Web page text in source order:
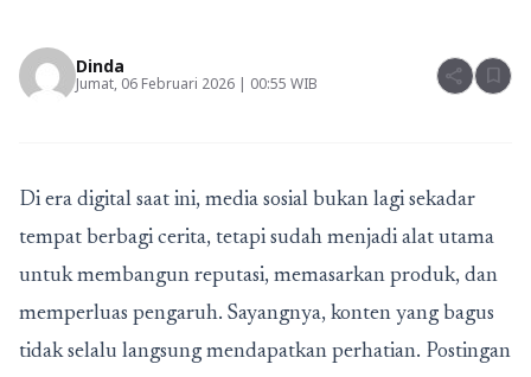
Dinda
Jumat, 06 Februari 2026 | 00:55 WIB share bookmark
Di era digital saat ini, media sosial bukan lagi sekadar
tempat berbagi cerita, tetapi sudah menjadi alat utama
untuk membangun reputasi, memasarkan produk, dan
memperluas pengaruh. Sayangnya, konten yang bagus
tidak selalu langsung mendapatkan perhatian. Postingan